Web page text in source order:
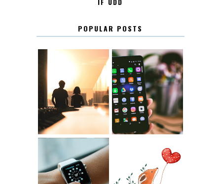
POPULAR POSTS
KONTAKT KONTAKTLISTA
12.30 LUGN